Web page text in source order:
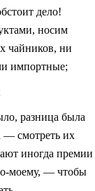
дело!
носим
чайников, ни
импортные;
разница была
— смотреть их
иногда премии
моему, — чтобы